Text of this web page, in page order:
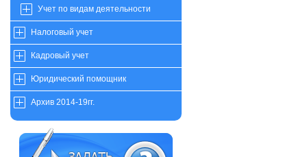
Учет по видам деятельности
Налоговый учет
Кадровый учет
Юридический помощник
Архив 2014-19гг.